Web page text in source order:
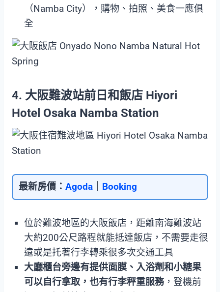
（Namba City），購物、拍照、美食一應俱
全
4. 大阪難波站前日和飯店 Hiyori
Hotel Osaka Namba Station
最新房價： Agoda｜ Booking
位於難波地區的大阪飯店，距離南海難波站
大約200公尺路程就能抵達飯店，不需要走很
遠或是托著行李轉乘很多次交通工具
大廳櫃台旁邊有提供面膜、入浴劑和小糖果
可以自行拿取，也有行李秤重服務，登機前